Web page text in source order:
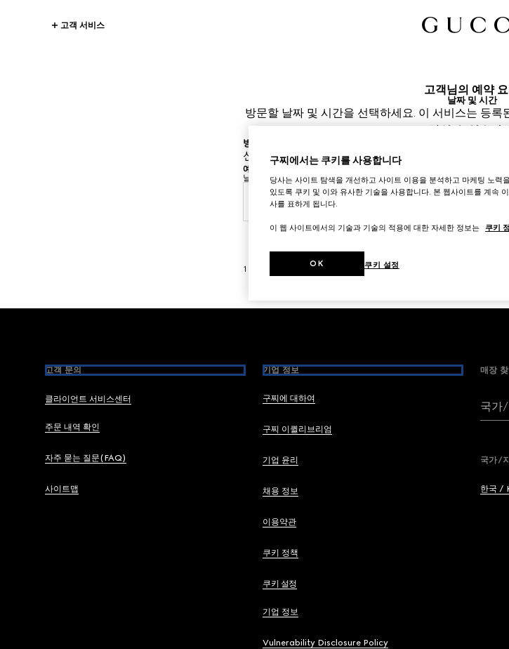
고객 서비스
고객님의 예약
날짜 및 시간
방문할 날짜 및 시간을 선택하세요. 이 서비스는 등록
하실 수 있습니
방문을 원하시는 매장을 선택해 주세요.
신세계백화점 본점 구찌
예약 일자를 선택해 주세요.
날짜 및 시간은 매장 운영 시간대(KST)로 표시되며 클라이언트 어드바
2026년 8월 9일
1
Footer
고객 문의
클라이언트 서비스센터
주문 내역 확인
자주 묻는 질문(FAQ)
사이트맵
기업 정보
구찌에 대하여
구찌 이퀼리브리엄
기업 윤리
채용 정보
이용약관
쿠키 정책
쿠키 설정
기업 정보
Vulnerability Disclosure Policy
매장 찾
국가/
국가/
한국 /
구찌에서는 쿠키를 사용합니다
당사는 사이트 탐색을 개선하고 사이트 이용을 분석하고 마케팅 노력
있도록 쿠키 및 이와 유사한 기술을 사용합니다. 본 웹사이트를 계속
사를 표하게 됩니다.
이 웹 사이트에서의 기술과 기술의 적용에 대한 자세한 정보는 쿠키
쿠키 설정
OK